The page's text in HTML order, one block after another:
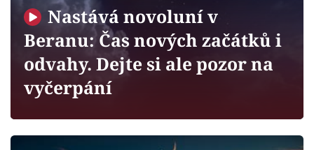
Sledujte prima+
Filmový festival Karlovy Vary
Mámy sobě
Nastává novoluní v
Beranu: Čas nových začátků i
odvahy. Dejte si ale pozor na
vyčerpání